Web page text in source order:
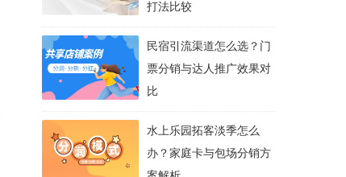
打法比较
民宿引流渠道怎么选？门
票分销与达人推广效果对
比
水上乐园拓客淡季怎么
办？家庭卡与包场分销方